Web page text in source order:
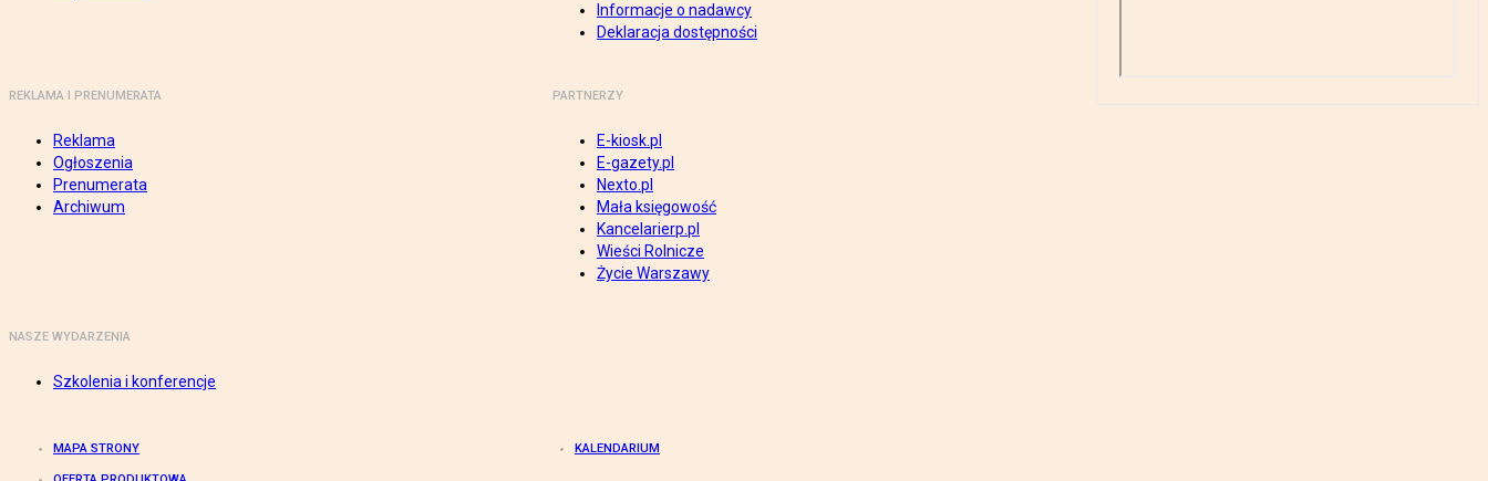
Informacje o nadawcy
Deklaracja dostępności
REKLAMA I PRENUMERATA
Reklama
Ogłoszenia
Prenumerata
Archiwum
PARTNERZY
E-kiosk.pl
E-gazety.pl
Nexto.pl
Mała księgowość
Kancelarierp.pl
Wieści Rolnicze
Życie Warszawy
NASZE WYDARZENIA
Szkolenia i konferencje
MAPA STRONY KALENDARIUM